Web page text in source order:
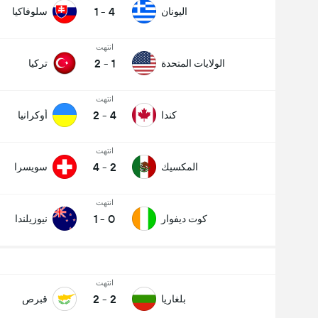
اليونان 4
-
1 سلوفاكيا
الولايات المتحدة
انتهت
1
-
2 تركيا
كندا
انتهت
4
-
2 أوكرانيا
المكسيك
انتهت
2
-
4 سويسرا
كوت ديفوار
انتهت
0
-
1 نيوزيلندا
بلغاريا
انتهت
2
-
2 قبرص